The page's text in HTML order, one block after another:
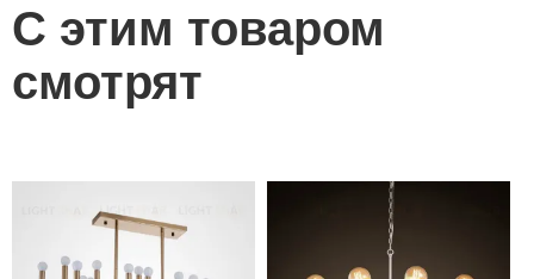
С этим товаром
смотрят